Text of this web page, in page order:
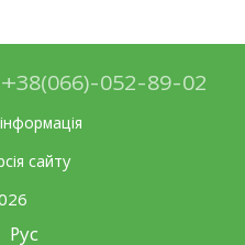
+38(066)-052-89-02
сайту
Рус